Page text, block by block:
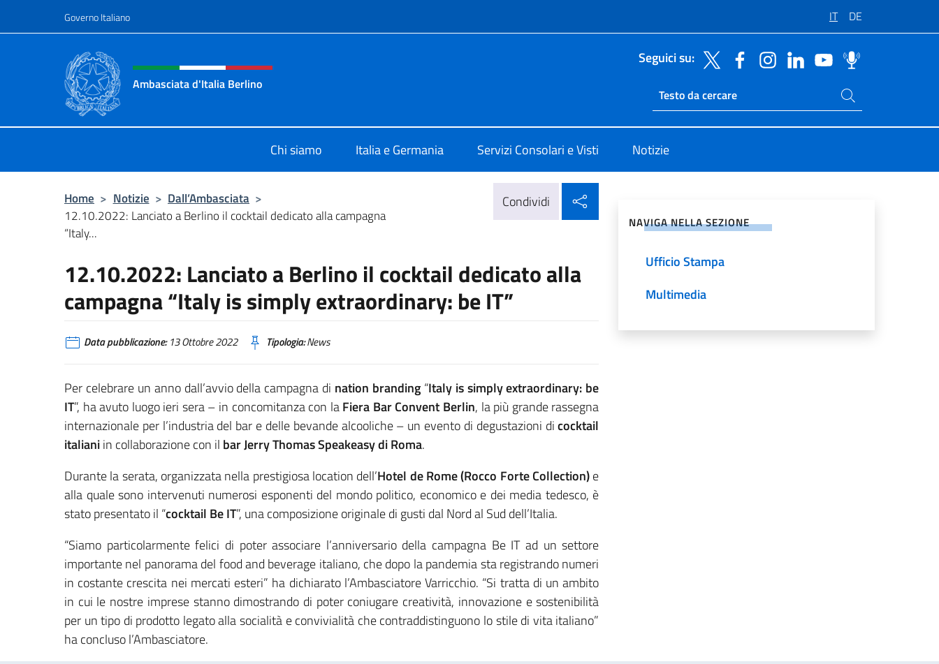
Governo Italiano IT DE
Intestazione sito, social e menù
Ambasciata d'Italia Berlino
Seguici su:
Ricerca sito live
Cerca nel sito
Chi siamo Italia e Germania Servizi Consolari e Visti Notizie
Home > Notizie > Dall’Ambasciata >
12.10.2022: Lanciato a Berlino il cocktail dedicato alla campagna
“Italy...
Condividi
12.10.2022: Lanciato a Berlino il cocktail dedicato alla
campagna “Italy is simply extraordinary: be IT”
Data pubblicazione:13 Ottobre 2022 Tipologia:News
Per celebrare un anno dall’avvio della campagna di nation branding“Italy is simply extraordinary: be
IT”, ha avuto luogo ieri sera – in concomitanza con laFiera Bar Convent Berlin, la più grande rassegna
internazionale per l’industria del bar e delle bevande alcooliche – un evento di degustazioni dicocktail
italianiin collaborazione con il bar Jerry Thomas Speakeasy di Roma.
Durante la serata, organizzata nella prestigiosa location dell’Hotel de Rome (Rocco Forte Collection)e
alla quale sono intervenuti numerosi esponenti del mondo politico, economico e dei media tedesco, è
stato presentato il “cocktail Be IT”, una composizione originale di gusti dal Nord al Sud dell’Italia.
“Siamo particolarmente felici di poter associare l’anniversario della campagna Be IT ad un settore
importante nel panorama del food and beverage italiano, che dopo la pandemia sta registrando numeri
in costante crescita nei mercati esteri” ha dichiarato l’Ambasciatore Varricchio. “Si tratta di un ambito
in cui le nostre imprese stanno dimostrando di poter coniugare creatività, innovazione e sostenibilità
per un tipo di prodotto legato alla socialità e convivialità che contraddistinguono lo stile di vita italiano”
ha concluso l’Ambasciatore.
NAVIGA NELLA SEZIONE
Ufficio Stampa
Multimedia